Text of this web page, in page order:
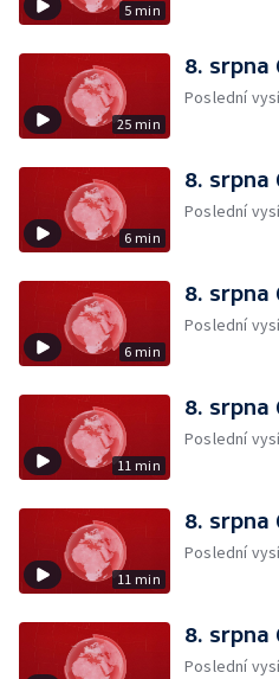
5 min
25 min
8. srpna
Poslední
6 min
8. srpna
Poslední
6 min
8. srpna
Poslední
11 min
8. srpna
Poslední
11 min
8. srpna
Poslední
8. srpna
Poslední